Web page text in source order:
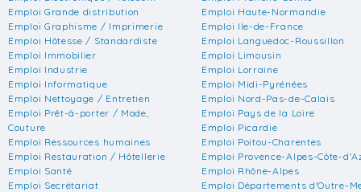
Emploi Grande distribution
Emploi Graphisme / Imprimerie
Emploi Hôtesse / Standardiste
Emploi Immobilier
Emploi Industrie
Emploi Informatique
Emploi Nettoyage / Entretien
Emploi Prêt-à-porter / Mode,
Couture
Emploi Ressources humaines
Emploi Restauration / Hôtellerie
Emploi Santé
Emploi Secrétariat
Emploi Haute-Normandie
Emploi Ile-de-France
Emploi Languedoc-Roussillon
Emploi Limousin
Emploi Lorraine
Emploi Midi-Pyrénées
Emploi Nord-Pas-de-Calais
Emploi Pays de la Loire
Emploi Picardie
Emploi Poitou-Charentes
Emploi Provence-Alpes-Côte-
Emploi Rhône-Alpes
Emploi Départements d'Outre-